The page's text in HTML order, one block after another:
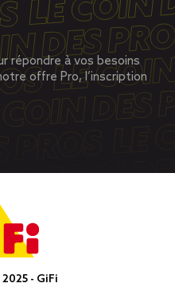
répondre à vos besoins
offre Pro, l’inscription
- GiFi